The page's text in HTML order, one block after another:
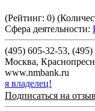
(Рейтинг: 0)
Сфера деятельности:
(495) 605-32-53,
Москва,
www.nmbank.ru
я владелец!
Подписаться на